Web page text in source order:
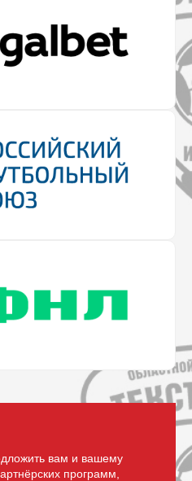
вам и вашему
программ,